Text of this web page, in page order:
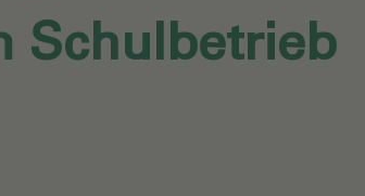
Schulbetrieb